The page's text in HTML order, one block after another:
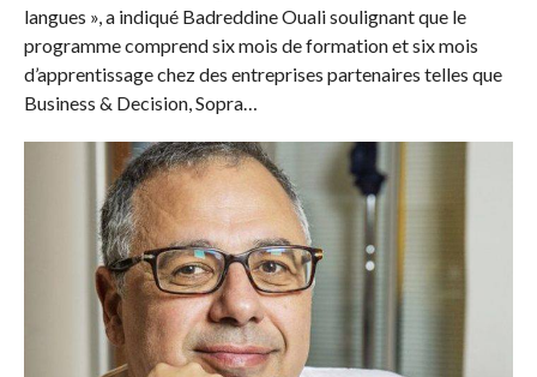
langues », a indiqué Badreddine Ouali soulignant que le
programme comprend six mois de formation et six mois
d’apprentissage chez des entreprises partenaires telles que
Business & Decision, Sopra…